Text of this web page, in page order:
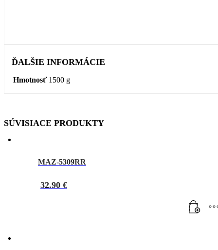
ĎALŠIE INFORMÁCIE
Hmotnosť 1500 g
SÚVISIACE PRODUKTY
MAZ-5309RR
32.90 €